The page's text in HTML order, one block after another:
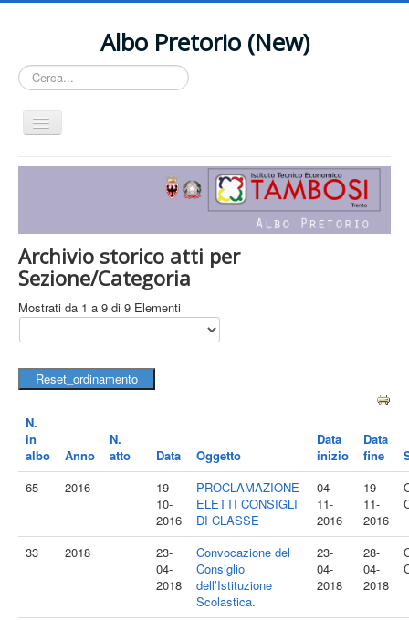
Albo Pretorio (New)
Cerca...
Cambia
navigazione
Home
Archivio storico atti per
Sezione/Categoria
Mostrati da 1 a 9 di 9 Elementi
N.
in
albo
Anno
N.
atto
Data Oggetto
Data
inizio
Data
fine
65
2016
19-
10-
2016
PROCLAMAZIONE
ELETTI CONSIGLI
DI CLASSE
04-
11-
2016
19-
11-
2016
33 2018
23-
04-
2018
Convocazione del
Consiglio
dell’Istituzione
Scolastica.
23-
04-
2018
28-
04-
2018